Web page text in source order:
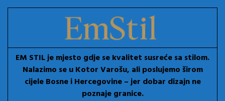
EM STIL je mjesto gdje se kvalitet susreće sa stilom.
Nalazimo se u Kotor Varošu, ali poslujemo širom
cijele Bosne i Hercegovine – jer dobar dizajn ne
poznaje granice.